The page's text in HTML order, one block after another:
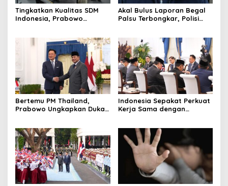
Tingkatkan Kualitas SDM
Indonesia, Prabowo
Terbaik Dunia
Akal Bulus Laporan Begal
Palsu Terbongkar, Polisi
Bertemu PM Thailand,
Prabowo Ungkapkan Duka
Raja Thailand
Indonesia Sepakat Perkuat
Kerja Sama dengan